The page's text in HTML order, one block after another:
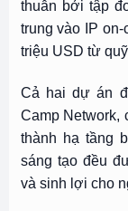
thuẫn bởi tập
trung vào IP
triệu USD từ
Cả hai dự án
Camp Network,
thành hạ tầng
sáng tạo đều
và sinh lợi cho